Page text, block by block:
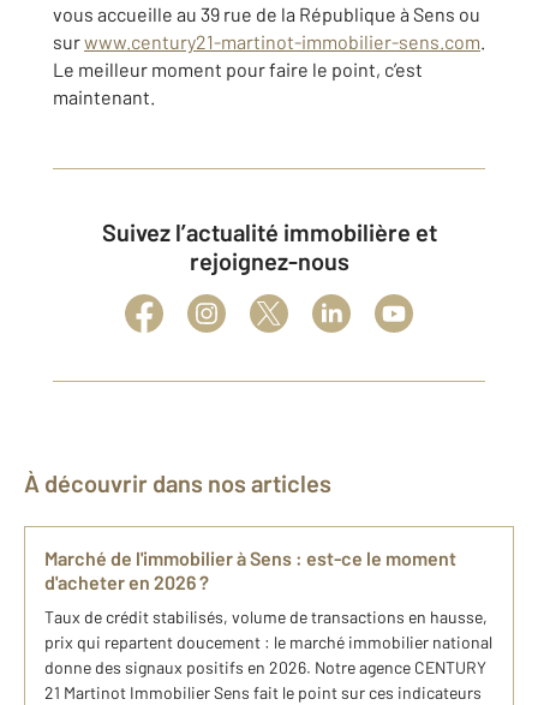
vous accueille au 39 rue de la République à Sens ou
surwww.century21-martinot-immobilier-sens.com
Le meilleur moment pour faire le point, c’est
maintenant.
Suivez l’actualité immobilière et
rejoignez-nous
À découvrir dans nos articles
Marché de l'immobilier à Sens : est-ce le moment
d'acheter en 2026 ?
Taux de crédit stabilisés, volume de transactions en hausse,
prix qui repartent doucement : le marché immobilier national
donne des signaux positifs en 2026. Notre agence CENTURY
21 Martinot Immobilier Sens fait le point sur ces indicateurs